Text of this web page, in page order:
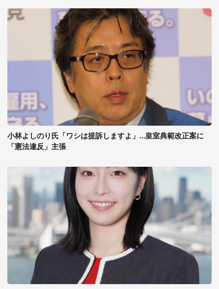
小林よしのり氏「ワシは提訴しますよ」...皇室典範改正案に
「憲法違反」主張